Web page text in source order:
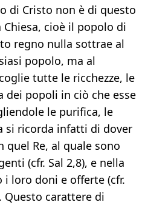
di Cristo non è di questo
Chiesa, cioè il popolo di
regno nulla sottrae al
popolo, ma al
tutte le ricchezze, le
dei popoli in ciò che esse
le purifica, le
si ricorda infatti di dover
quel Re, al quale sono
(cfr. Sal 2,8), e nella
loro doni e offerte (cfr.
Questo carattere di